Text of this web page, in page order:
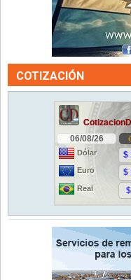
COTIZACIÓN